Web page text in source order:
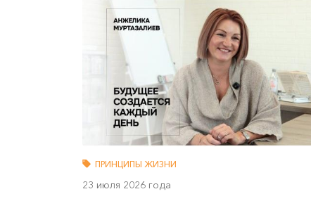
ПРИНЦИПЫ ЖИЗНИ
23 июля 2026 года